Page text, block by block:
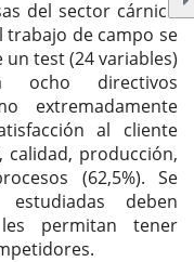
del sector cárnico
trabajo de campo se
un test (24 variables)
ocho directivos
extremadamente
al cliente
calidad, producción,
(62,5%). Se
deben
permitan tener